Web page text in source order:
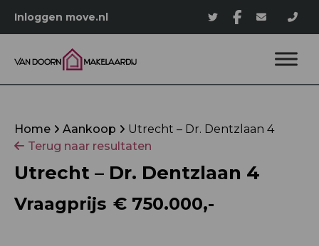
Inloggen move.nl
Home Aankoop
Utrecht – Dr. Dentzlaan 4
Terug naar resultaten
Utrecht – Dr. Dentzlaan 4
Vraagprijs € 750.000,-